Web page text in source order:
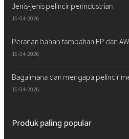
Jenis-jenis pelincir perindustrian
16-04-2026
Peranan bahan tambahan EP dan
16-04-2026
Bagaimana dan mengapa pelincir
16-04-2026
Produk paling popular